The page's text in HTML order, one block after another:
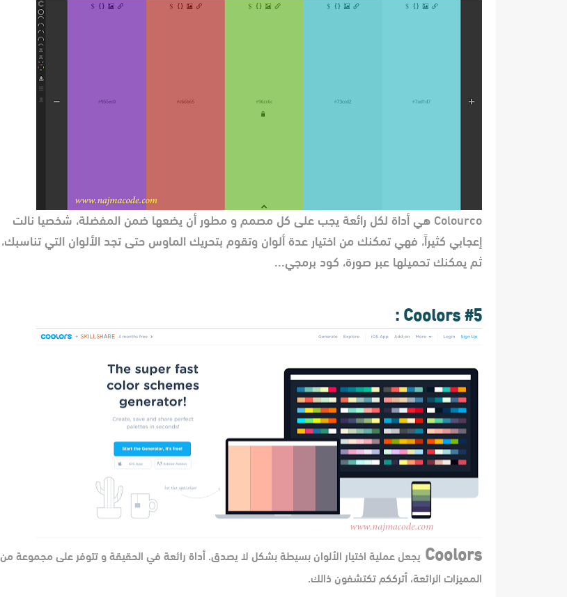
Colourco هي أداة لكل رائعة يجب على كل مصمم و مطور أن يضعها ضمن المفضلة، شخصيا نالت
إعجابي كثيراً، فهي تمكنك من اختيار عدة ألوان وتقوم بتحريك الماوس حتى تجد الألوان التي تناسبك،
ثم يمكنك تحميلها عبر صورة، كود برمجي...
#5 Coolors :
Coolors يجعل عملية اختيار الألوان بسيطة بشكل لا يصدق. أداة رائعة في الحقيقة و تتوفر على مجموعة من
المميزات الرائعة، أترككم تكتشفون ذالك.